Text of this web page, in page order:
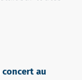
concert au